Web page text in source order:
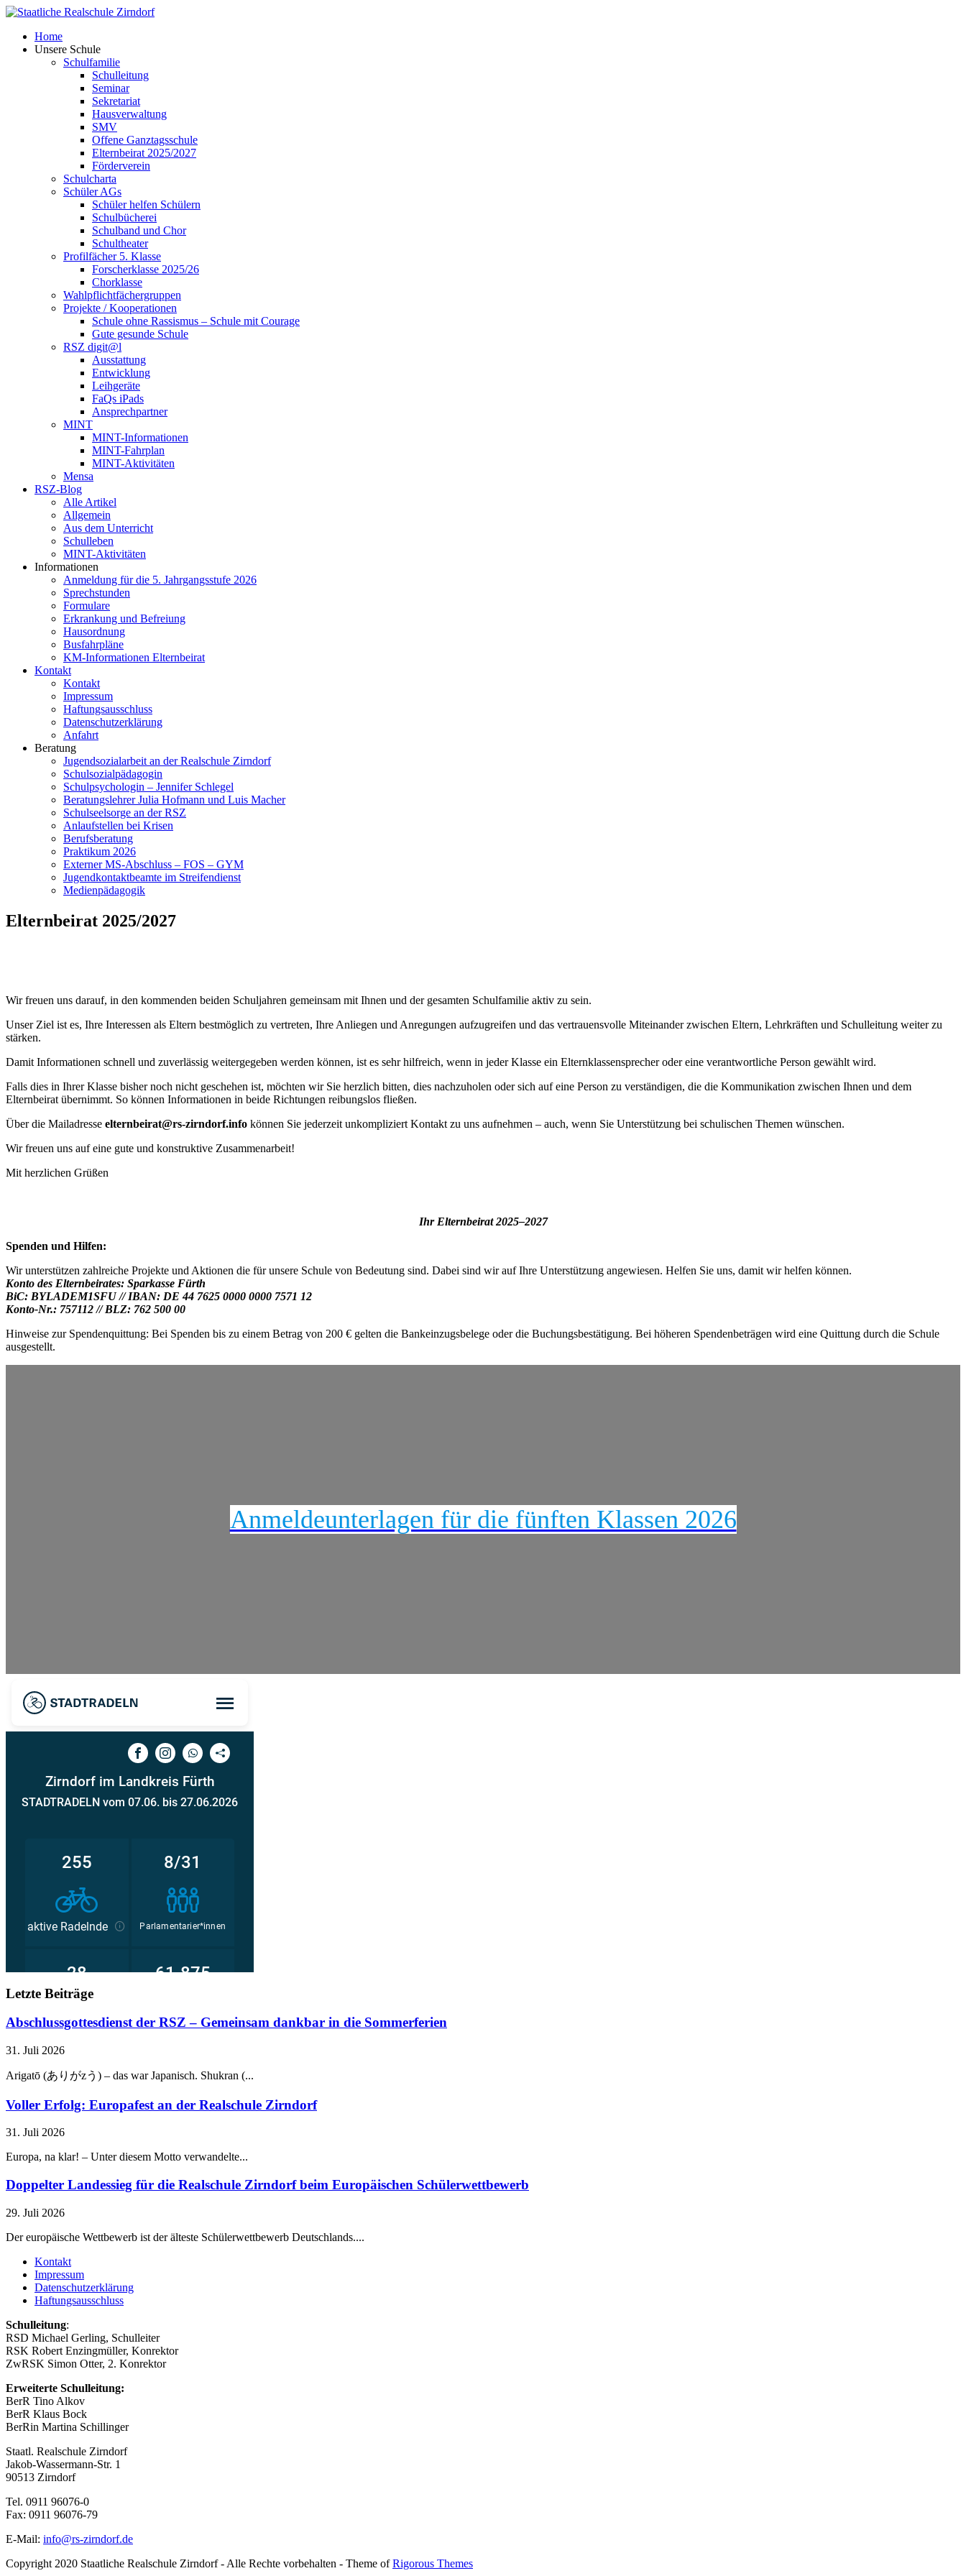
Skip
contentHome
Unsere Schule
Schulfamilie
Schulleitung
Seminar
Sekretariat
Hausverwaltung
SMV
Offene Ganztagsschule
Elternbeirat 2025/2027
Förderverein
Schulcharta
Schüler AGs
Schüler helfen Schülern
Schulbücherei
Schulband und Chor
Schultheater
Profilfächer 5. Klasse
Forscherklasse 2025/26
Chorklasse
Wahlpflichtfächergruppen
Projekte / Kooperationen
Schule ohne Rassismus – Schule mit Courage
Gute gesunde Schule
RSZ digit@l
Ausstattung
Entwicklung
Leihgeräte
FaQs iPads
Ansprechpartner
MINT
MINT-Informationen
MINT-Fahrplan
MINT-Aktivitäten
Mensa
RSZ-Blog
Alle Artikel
Allgemein
Aus dem Unterricht
Schulleben
MINT-Aktivitäten
Informationen
Anmeldung für die 5. Jahrgangsstufe 2026
Sprechstunden
Formulare
Erkrankung und Befreiung
Hausordnung
Busfahrpläne
KM-Informationen Elternbeirat
Kontakt
Kontakt
Impressum
Haftungsausschluss
Datenschutzerklärung
Anfahrt
Beratung
Jugendsozialarbeit an der Realschule Zirndorf
Schulsozialpädagogin
Schulpsychologin – Jennifer Schlegel
Beratungslehrer Julia Hofmann und Luis Macher
Schulseelsorge an der RSZ
Anlaufstellen bei Krisen
Berufsberatung
Praktikum 2026
Externer MS-Abschluss – FOS – GYM
Jugendkontaktbeamte im Streifendienst
Medienpädagogik
Elternbeirat 2025/2027
Wir freuen uns darauf, in den kommenden beiden Schuljahren gemeinsam mit Ihnen und der gesamten Schulfamilie aktiv zu sein.
Unser Ziel ist es, Ihre Interessen als Eltern bestmöglich zu vertreten, Ihre Anliegen und Anregungen aufzugreifen und das vertrauensvolle Miteinander zwischen Eltern, Lehrkräften und Schulleitung weiter zu
stärken.
Damit Informationen schnell und zuverlässig weitergegeben werden können, ist es sehr hilfreich, wenn in jeder Klasse ein Elternklassensprecher oder eine verantwortliche Person gewählt wird.
Falls dies in Ihrer Klasse bisher noch nicht geschehen ist, möchten wir Sie herzlich bitten, dies nachzuholen oder sich auf eine Person zu verständigen, die die Kommunikation zwischen Ihnen und dem
Elternbeirat übernimmt. So können Informationen in beide Richtungen reibungslos fließen.
Über die Mailadresse elternbeirat@rs-zirndorf.info können Sie jederzeit unkompliziert Kontakt zu uns aufnehmen – auch, wenn Sie Unterstützung bei schulischen Themen wünschen.
Wir freuen uns auf eine gute und konstruktive Zusammenarbeit!
Mit herzlichen Grüßen
Ihr Elternbeirat 2025–2027
Spenden und Hilfen:
Wir unterstützen zahlreiche Projekte und Aktionen die für unsere Schule von Bedeutung sind. Dabei sind wir auf Ihre Unterstützung angewiesen. Helfen Sie uns, damit wir helfen können.
Konto des Elternbeirates: Sparkasse Fürth
BiC: BYLADEM1SFU // IBAN: DE 44 7625 0000 0000 7571 12
Konto-Nr.: 757112 // BLZ: 762 500 00
Hinweise zur Spendenquittung: Bei Spenden bis zu einem Betrag von 200 € gelten die Bankeinzugsbelege oder die Buchungsbestätigung. Bei höheren Spendenbeträgen wird eine Quittung durch die Schule
ausgestellt.
Anmeldeunterlagen für die fünften Klassen 2026
Letzte Beiträge
Abschlussgottesdienst der RSZ – Gemeinsam dankbar in die Sommerferien
31. Juli 2026
Arigatō (ありがzう) – das war Japanisch. Shukran (...
Voller Erfolg: Europafest an der Realschule Zirndorf
31. Juli 2026
Europa, na klar! – Unter diesem Motto verwandelte...
Doppelter Landessieg für die Realschule Zirndorf beim Europäischen Schülerwettbewerb
29. Juli 2026
Der europäische Wettbewerb ist der älteste Schülerwettbewerb Deutschlands....
Kontakt
Impressum
Datenschutzerklärung
Haftungsausschluss
Schulleitung:
RSD Michael Gerling, Schulleiter
RSK Robert Enzingmüller, Konrektor
ZwRSK Simon Otter, 2. Konrektor
Erweiterte Schulleitung:
BerR Tino Alkov
BerR Klaus Bock
BerRin Martina Schillinger
Staatl. Realschule Zirndorf
Jakob-Wassermann-Str. 1
90513 Zirndorf
Tel. 0911 96076-0
Fax: 0911 96076-79
E-Mail: info@rs-zirndorf.de
Copyright 2020 Staatliche Realschule Zirndorf - Alle Rechte vorbehalten - Theme ofRigorous Themes